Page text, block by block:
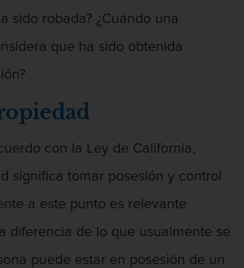
en tiendas
mayor de auto
o allanamiento de morada
de Propiedad Robada
sido robada? ¿Cuándo una
que ha sido obtenida
con la Ley de California,
significa tomar posesión y control
a este punto es relevante
diferencia de lo que usualmente se
puede estar en posesión de un